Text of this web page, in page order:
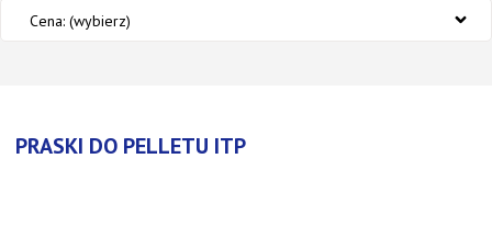
Cena: (wybierz)
PRASKI DO PELLETU ITP